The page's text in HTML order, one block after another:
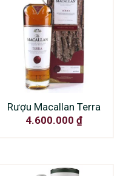
Rượu Macallan Terra
4.600.000 ₫